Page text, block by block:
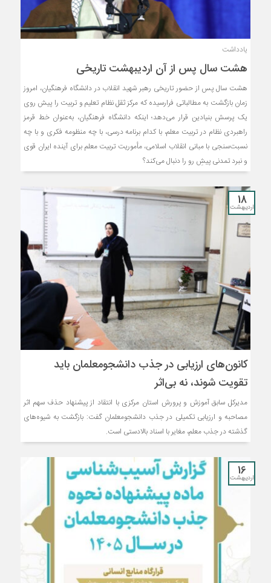
یادداشت
هشت سال پس از آن اردیبهشت تاریخی
هشت سال پس از حضور تاریخی رهبر شهید انقلاب در دانشگاه فرهنگیان، امروز
زمان بازگشت به مطالباتی فرارسیده که مرکز ثقل نظام تعلیم و تربیت را پیش روی
یک پرسش بنیادین قرار می‌دهد؛ اینکه دانشگاه فرهنگیان، به‌عنوان خط قرمز
راهبردی نظام در تربیت معلم، با کدام برنامه درسی، با چه منظومه فکری و با چه
نسبت‌سنجی با مبانی انقلاب اسلامی، مأموریت تربیت معلم برای آینده ایران قوی
و نبرد تمدنی پیشِ رو را دنبال می‌کند؟
18
اردیبهشت
کانون‌های ارزیابی در جذب دانشجومعلمان باید
تقویت شوند، نه بی‌اثر
مدیرکل سابق آموزش و پرورش استان مرکزی با انتقاد از پیشنهاد حذف سهم اثر
مصاحبه و ارزیابی تکمیلی در جذب دانشجومعلمان گفت: بازگشت به شیوه‌های
گذشته در جذب معلم، مغایر با اسناد بالادستی است.
16
اردیبهشت